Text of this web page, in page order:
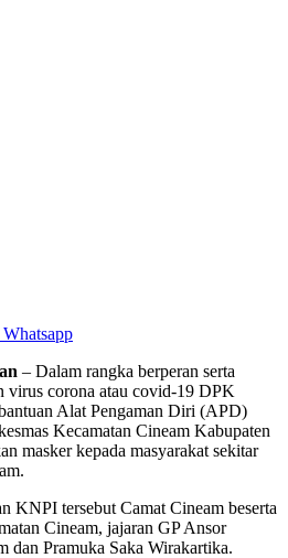
– Dalam rangka berperan serta
virus corona atau covid-19 DPK
Alat Pengaman Diri (APD)
Kecamatan Cineam Kabupaten
masker kepada masyarakat sekitar
KNPI tersebut Camat Cineam beserta
Cineam, jajaran GP Ansor
dan Pramuka Saka Wirakartika.